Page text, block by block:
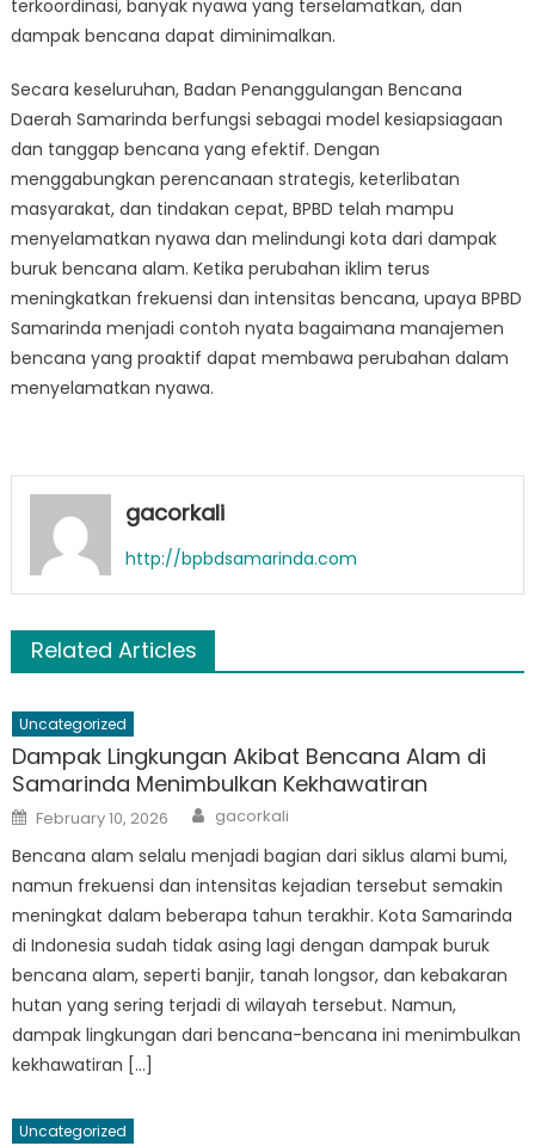
terkoordinasi, banyak nyawa yang terselamatkan, dan
dampak bencana dapat diminimalkan.
Secara keseluruhan, Badan Penanggulangan Bencana
Daerah Samarinda berfungsi sebagai model kesiapsiagaan
dan tanggap bencana yang efektif. Dengan
menggabungkan perencanaan strategis, keterlibatan
masyarakat, dan tindakan cepat, BPBD telah mampu
menyelamatkan nyawa dan melindungi kota dari dampak
buruk bencana alam. Ketika perubahan iklim terus
meningkatkan frekuensi dan intensitas bencana, upaya BPBD
Samarinda menjadi contoh nyata bagaimana manajemen
bencana yang proaktif dapat membawa perubahan dalam
menyelamatkan nyawa.
gacorkali
http://bpbdsamarinda.com
Related Articles
Uncategorized
Dampak Lingkungan Akibat Bencana Alam di
Samarinda Menimbulkan Kekhawatiran
Posted
on
February 10, 2026 Author
gacorkali
Bencana alam selalu menjadi bagian dari siklus alami bumi,
namun frekuensi dan intensitas kejadian tersebut semakin
meningkat dalam beberapa tahun terakhir. Kota Samarinda
di Indonesia sudah tidak asing lagi dengan dampak buruk
bencana alam, seperti banjir, tanah longsor, dan kebakaran
hutan yang sering terjadi di wilayah tersebut. Namun,
dampak lingkungan dari bencana-bencana ini menimbulkan
kekhawatiran […]
Uncategorized